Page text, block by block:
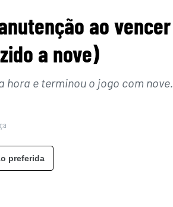
ao vencer
a nove)
e terminou o jogo com nove.
preferida